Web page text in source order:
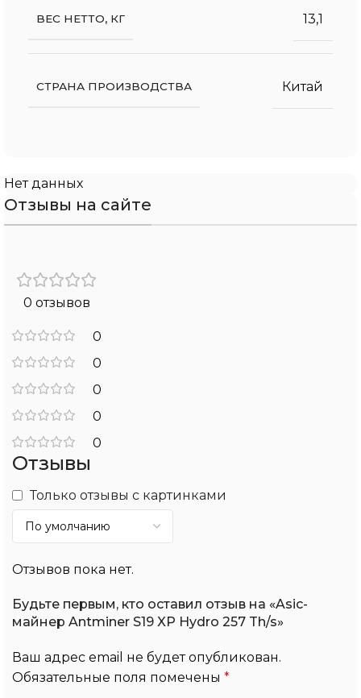
ВЕС НЕТТО, КГ 13,1
СТРАНА ПРОИЗВОДСТВА Китай
Нет данных
Отзывы на сайте
0 отзывов
0
0
0
0
0
Отзывы
Только отзывы с картинками
Отзывов пока нет.
Будьте первым, кто оставил отзыв на «Asic-
майнер Antminer S19 XP Hydro 257 Th/s»
Ваш адрес email не будет опубликован.
Обязательные поля помечены *